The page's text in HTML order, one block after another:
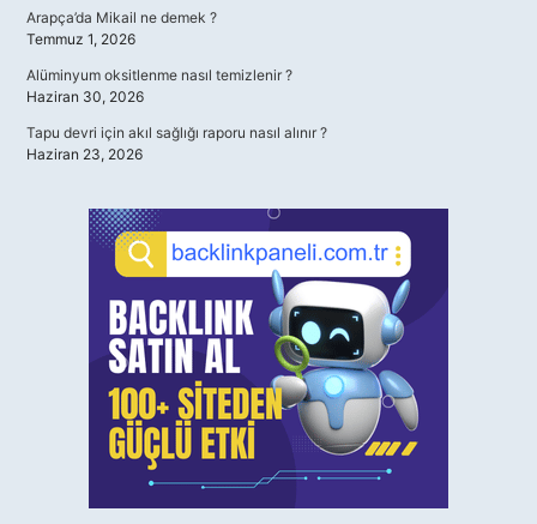
Arapça’da Mikail ne demek ?
Temmuz 1, 2026
Alüminyum oksitlenme nasıl temizlenir ?
Haziran 30, 2026
Tapu devri için akıl sağlığı raporu nasıl alınır ?
Haziran 23, 2026